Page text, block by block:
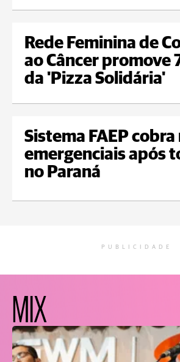
Rede Feminina de
ao Câncer promove
da 'Pizza Solidária'
Sistema FAEP
emergenciais após
no Paraná
PUBLICIDADE
MIX